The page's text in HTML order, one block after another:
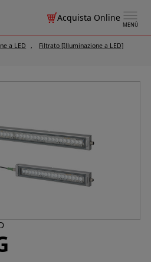
MENÙ
Acquista Online
a LED
Filtrato [Illuminazione a LED]